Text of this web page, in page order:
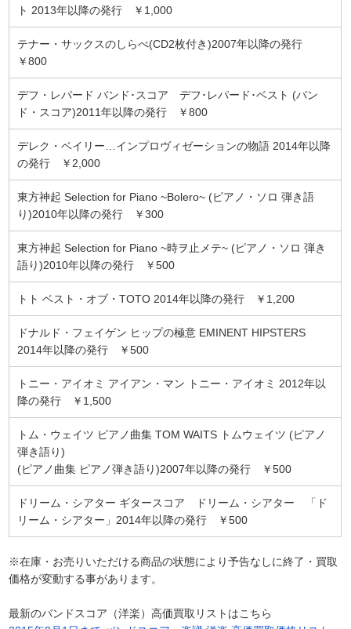
ト 2013年以降の発行 ￥1,000
テナー・サックスのしらべ(CD2枚付き)2007年以降の発行
￥800
デフ・レパード バンド･スコア デフ･レパード･ベスト (バン
ド・スコア)2011年以降の発行 ￥800
デレク・ベイリー…インプロヴィゼーションの物語 2014年以降
の発行 ￥2,000
東方神起 Selection for Piano ~Bolero~ (ピアノ・ソロ 弾き語
り)2010年以降の発行 ￥300
東方神起 Selection for Piano ~時ヲ止メテ~ (ピアノ・ソロ 弾き
語り)2010年以降の発行 ￥500
トト ベスト・オブ・TOTO 2014年以降の発行 ￥1,200
ドナルド・フェイゲン ヒップの極意 EMINENT HIPSTERS
2014年以降の発行 ￥500
トニー・アイオミ アイアン・マン トニー・アイオミ 2012年以
降の発行 ￥1,500
トム・ウェイツ ピアノ曲集 TOM WAITS トムウェイツ (ピアノ
弾き語り)
(ピアノ曲集 ピアノ弾き語り)2007年以降の発行 ￥500
ドリーム・シアター ギタースコア ドリーム・シアター 「ド
リーム・シアター」2014年以降の発行 ￥500
※在庫・お売りいただける商品の状態により予告なしに終了・買取
価格が変動する事があります。
最新のバンドスコア（洋楽）高価買取リストはこちら